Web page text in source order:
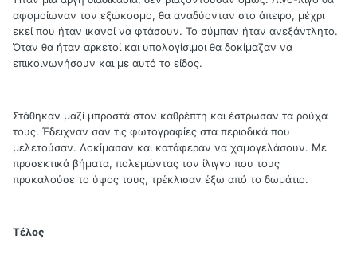
αφομοίωναν τον εξώκοσμο, θα αναδύονταν στο άπειρο, μέχρι
εκεί που ήταν ικανοί να φτάσουν. Το σύμπαν ήταν ανεξάντλητο.
Όταν θα ήταν αρκετοί και υπολογίσιμοι θα δοκίμαζαν να
επικοινωνήσουν και με αυτό το είδος.
Στάθηκαν μαζί μπροστά στον καθρέπτη και έστρωσαν τα ρούχα
τους. Έδειχναν σαν τις φωτογραφίες στα περιοδικά που
μελετούσαν. Δοκίμασαν και κατάφεραν να χαμογελάσουν. Με
προσεκτικά βήματα, πολεμώντας τον ίλιγγο που τους
προκαλούσε το ύψος τους, τρέκλισαν έξω από το δωμάτιο.
Τέλος